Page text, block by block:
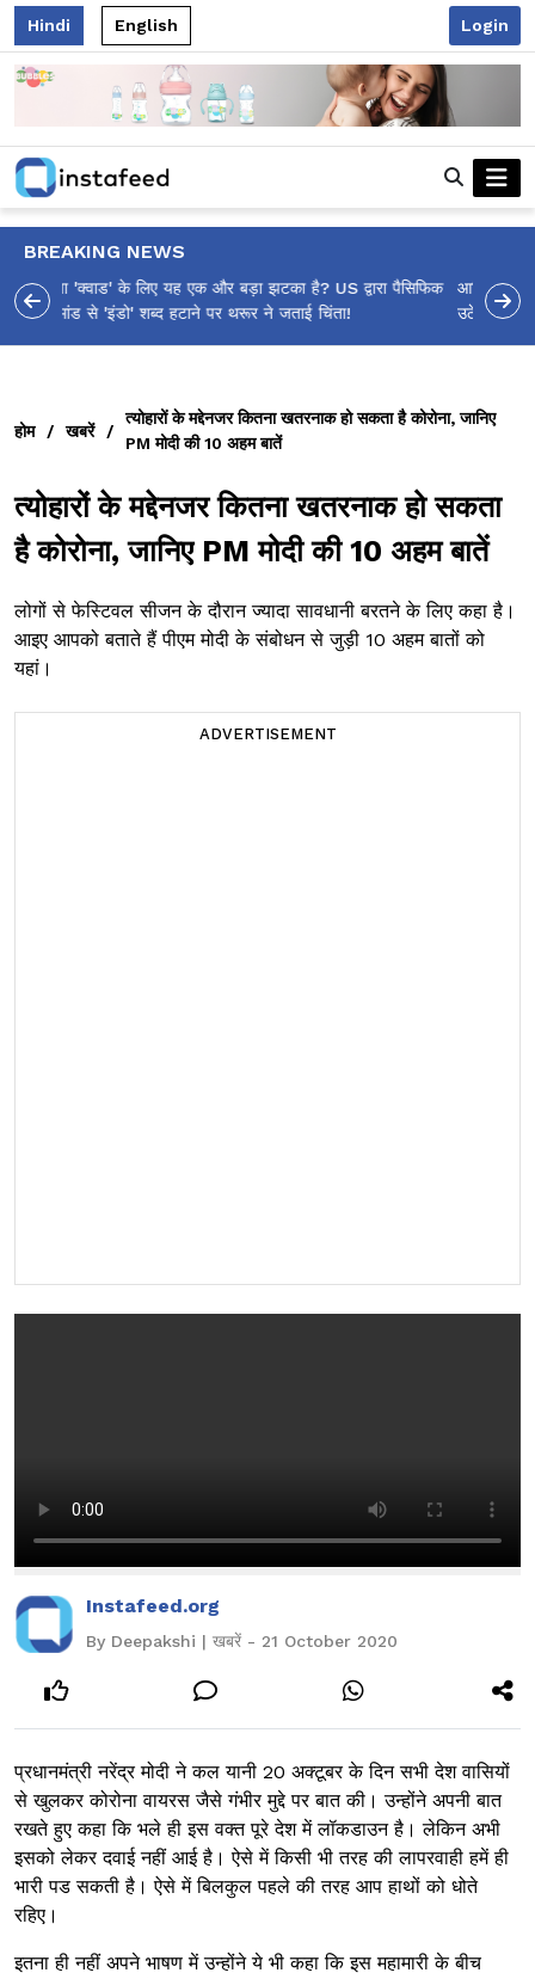
Hindi English Login
BREAKING NEWS
आलिया भट्ट का मज़ेदार 'शर्वरी कहाँ है?' पोस्ट, 'अल्फा' टीज़र पर
उठे सवालों का मज़ाकिया जवाब!
होम / खबरें /
त्योहारों के मद्देनजर कितना खतरनाक हो सकता है कोरोना, जानिए
PM मोदी की 10 अहम बातें
त्योहारों के मद्देनजर कितना खतरनाक हो सकता
है कोरोना, जानिए PM मोदी की 10 अहम बातें
लोगों से फेस्टिवल सीजन के दौरान ज्यादा सावधानी बरतने के लिए कहा है।
आइए आपको बताते हैं पीएम मोदी के संबोधन से जुड़ी 10 अहम बातों को
यहां।
ADVERTISEMENT
Instafeed.org
By Deepakshi | खबरें - 21 October 2020
प्रधानमंत्री नरेंद्र मोदी ने कल यानी 20 अक्टूबर के दिन सभी देश वासियों
से खुलकर कोरोना वायरस जैसे गंभीर मुद्दे पर बात की। उन्होंने अपनी बात
रखते हुए कहा कि भले ही इस वक्त पूरे देश में लॉकडाउन है। लेकिन अभी
इसको लेकर दवाई नहीं आई है। ऐसे में किसी भी तरह की लापरवाही हमें ही
भारी पड सकती है। ऐसे में बिलकुल पहले की तरह आप हाथों को धोते
रहिए।
इतना ही नहीं अपने भाषण में उन्होंने ये भी कहा कि इस महामारी के बीच